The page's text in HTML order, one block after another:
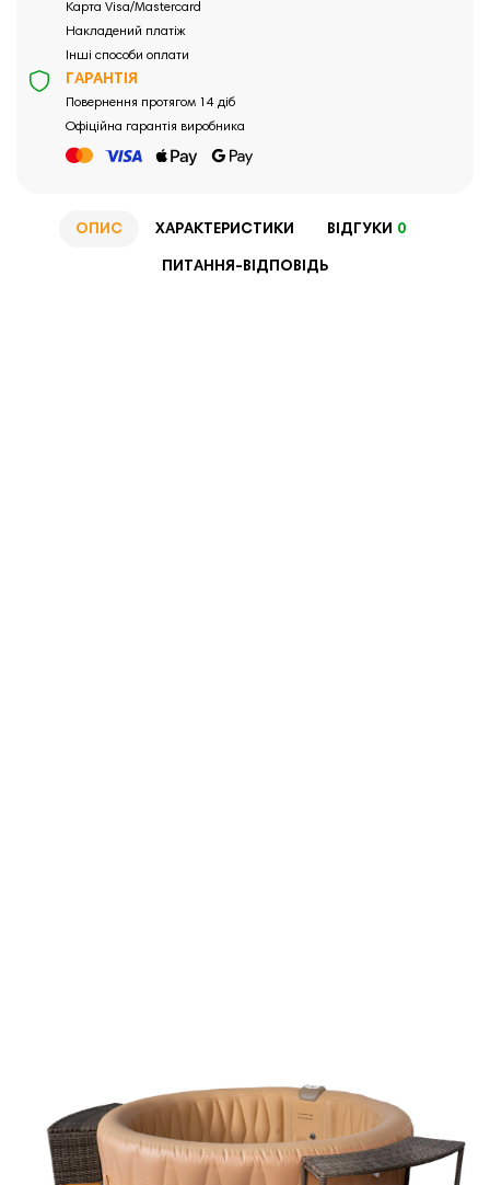
Карта Visa/Mastercard
Накладений платіж
Інші способи оплати
ГАРАНТІЯ
Повернення протягом 14 діб
Офіційна гарантія виробника
ОПИС ХАРАКТЕРИСТИКИ ВІДГУКИ 0
ПИТАННЯ-ВІДПОВІДЬ